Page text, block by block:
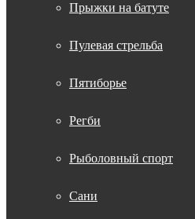
Прыжки на батуте
Пулевая стрельба
Пятиборье
Регби
Рыболовный спорт
Сани